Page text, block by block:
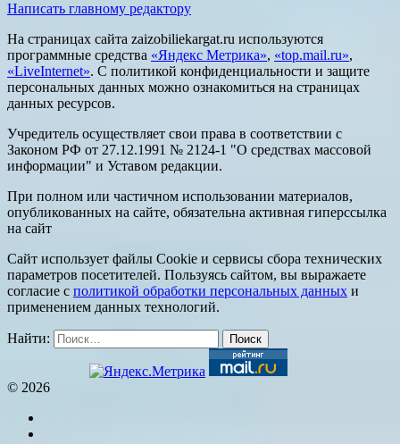
Написать главному редактору
На страницах сайта zaizobiliekargat.ru используются
программные средства «Яндекс Метрика», «top.mail.ru»,
«LiveInternet». С политикой конфиденциальности и защите
персональных данных можно ознакомиться на страницах
данных ресурсов.
Учредитель осуществляет свои права в соответствии с
Законом РФ от 27.12.1991 № 2124-1 "О средствах массовой
информации" и Уставом редакции.
При полном или частичном использовании материалов,
опубликованных на сайте, обязательна активная гиперссылка
на сайт
Сайт использует файлы Cookie и сервисы сбора технических
параметров посетителей. Пользуясь сайтом, вы выражаете
согласие с политикой обработки персональных данных и
применением данных технологий.
Найти:
© 2026